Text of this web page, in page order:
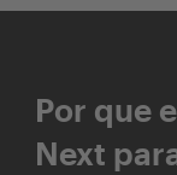
Por que
Next